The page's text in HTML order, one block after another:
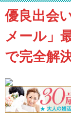
優良出会
メール」
で完全解